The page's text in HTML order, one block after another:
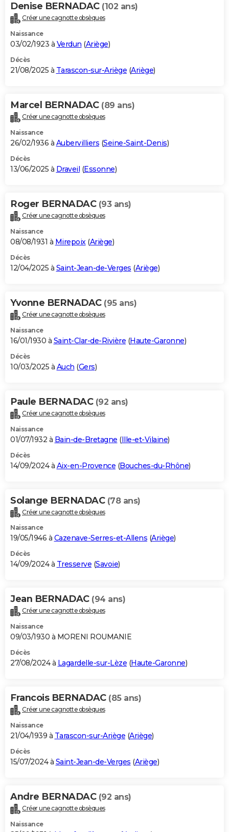
Denise BERNADAC (102 ans)
Créer une cagnotte obsèques
Naissance
03/02/1923 à Verdun (Ariège)
Décès
21/08/2025 à Tarascon-sur-Ariège (Ariège)
Marcel BERNADAC (89 ans)
Créer une cagnotte obsèques
Naissance
26/02/1936 à Aubervilliers (Seine-Saint-Denis)
Décès
13/06/2025 à Draveil (Essonne)
Roger BERNADAC (93 ans)
Créer une cagnotte obsèques
Naissance
08/08/1931 à Mirepoix(Ariège)
Décès
12/04/2025 à Saint-Jean-de-Verges (Ariège)
Yvonne BERNADAC (95 ans)
Créer une cagnotte obsèques
Naissance
16/01/1930 à Saint-Clar-de-Rivière (Haute-Garonne)
Décès
10/03/2025 à Auch (Gers)
Paule BERNADAC (92 ans)
Créer une cagnotte obsèques
Naissance
01/07/1932 à Bain-de-Bretagne (Ille-et-Vilaine)
Décès
14/09/2024 à Aix-en-Provence (Bouches-du-Rhône)
Solange BERNADAC (78 ans)
Créer une cagnotte obsèques
Naissance
19/05/1946 à Cazenave-Serres-et-Allens (Ariège)
Décès
14/09/2024 à Tresserve (Savoie)
Jean BERNADAC (94 ans)
Créer une cagnotte obsèques
Naissance
09/03/1930 à MORENI ROUMANIE
Décès
27/08/2024 à Lagardelle-sur-Lèze (Haute-Garonne)
Francois BERNADAC (85 ans)
Créer une cagnotte obsèques
Naissance
21/04/1939 à Tarascon-sur-Ariège (Ariège)
Décès
15/07/2024 à Saint-Jean-de-Verges (Ariège)
Andre BERNADAC (92 ans)
Créer une cagnotte obsèques
Naissance